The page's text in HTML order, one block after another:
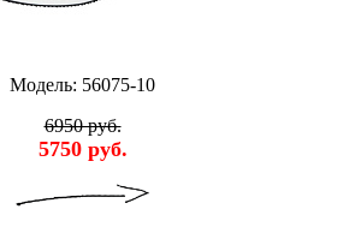
Модель: 56075-10
6950 руб.
5750 руб.